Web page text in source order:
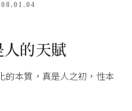
的天賦
的本質，真是人之初，性本